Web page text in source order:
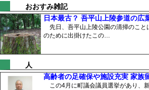
おおすみ雑記
日本最古？ 吾平山上陵参道の広
先日、吾平山上陵公園の清掃のこ
のために出掛けたこの…
人
高齢者の足確保や施設充実 家族
この4月に町議会議員選挙があり、